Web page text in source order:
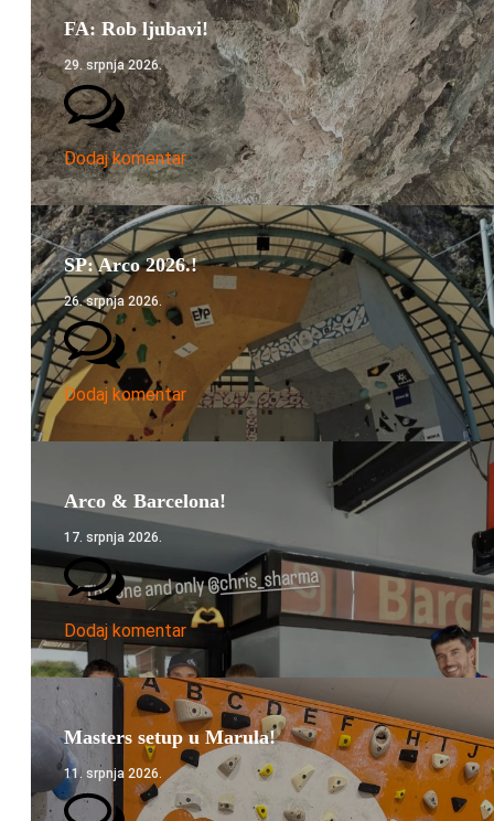
FA: Rob ljubavi!
29. srpnja 2026.
Dodaj komentar
SP: Arco 2026.!
26. srpnja 2026.
Dodaj komentar
Arco & Barcelona!
17. srpnja 2026.
Dodaj komentar
Masters setup u Marula!
11. srpnja 2026.